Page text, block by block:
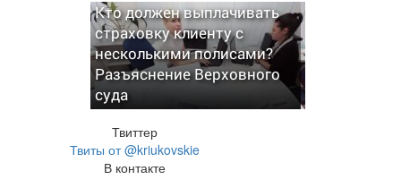
Кто должен выплачивать
страховку клиенту с
несколькими полисами?
Разъяснение Верховного
суда
Твиттер
Твиты от @kriukovskie
В контакте